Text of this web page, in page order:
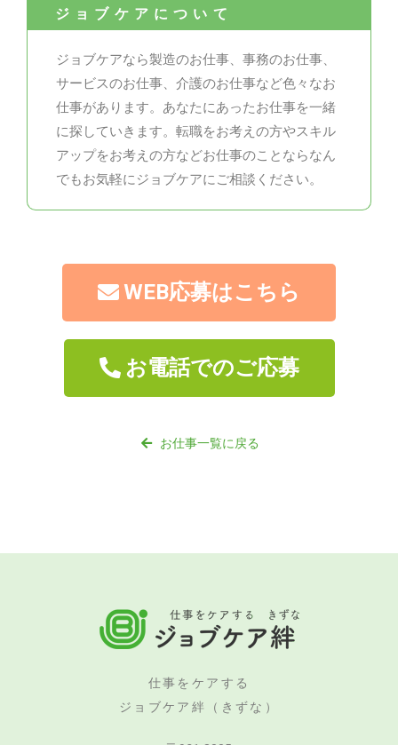
ジョブケアについて
ジョブケアなら製造のお仕事、事務のお仕事、
サービスのお仕事、介護のお仕事など色々なお
仕事があります。あなたにあったお仕事を一緒
に探していきます。転職をお考えの方やスキル
アップをお考えの方などお仕事のことならなん
でもお気軽にジョブケアにご相談ください。
WEB応募はこちら
お電話でのご応募
お仕事一覧に戻る
仕事をケアする
ジョブケア絆（きずな）